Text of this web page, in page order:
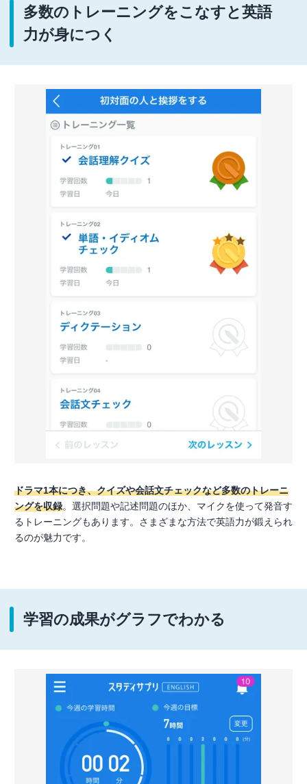
多数のトレーニングをこなすと英語
力が身につく
ドラマ1本につき、クイズや会話文チェックなど多数のトレーニ
ングを収録。選択問題や記述問題のほか、マイクを使って発音す
るトレーニングもあります。さまざまな方法で英語力が鍛えられ
るのが魅力です。
学習の成果がグラフでわかる